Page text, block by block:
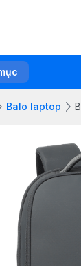
Balo laptop